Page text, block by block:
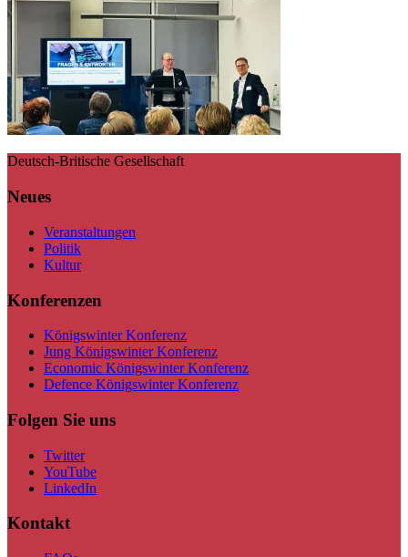
Deutsch-Britische Gesellschaft
Neues
Veranstaltungen
Politik
Kultur
Konferenzen
Königswinter Konferenz
Jung Königswinter Konferenz
Economic Königswinter Konferenz
Defence Königswinter Konferenz
Folgen Sie uns
Twitter
YouTube
LinkedIn
Kontakt